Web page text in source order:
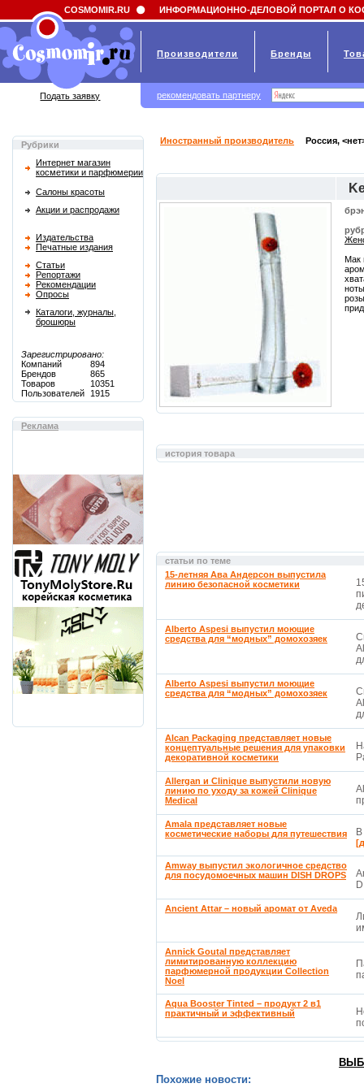
Field 'news_title' doesn't have a default value
Рубрики
Интернет магазин
косметики и парфюмерии
Салоны красоты
Акции и распродажи
Издательства
Печатные издания
Статьи
Репортажи
Рекомендации
Опросы
Каталоги, журналы,
брошюры
Зарегистрировано:
Компаний
894
Брендов
865
Товаров
10351
Пользователей
1915
Реклама
Иностранный производитель Россия,
Мак
история товара
статьи по теме
15-летняя Ава Андерсон выпустила
линию безопасной косметики
Alberto Aspesi выпустил моющие
средства для “модных” домохозяек
Alberto Aspesi выпустил моющие
средства для “модных” домохозяек
Alcan Packaging представляет новые
концептуальные решения для упаковки
декоративной косметики
Allergan и Clinique выпустили новую
линию по уходу за кожей Clinique
Medical
Amala представляет новые
косметические наборы для путешествия
Amway выпустил экологичное средство
для посудомоечных машин DISH DROPS
Ancient Attar – новый аромат от Aveda
Annick Goutal представляет
лимитированную коллекцию
парфюмерной продукции Collection
Noel
Aqua Booster Tinted – продукт 2 в1
практичный и эффективный
Похожие новости:
COSMOMIR.RU ИНФОРМАЦИОННО-ДЕЛОВОЙ ПОРТАЛ О
Производители Бренды
Подать заявку рекомендовать партнеру